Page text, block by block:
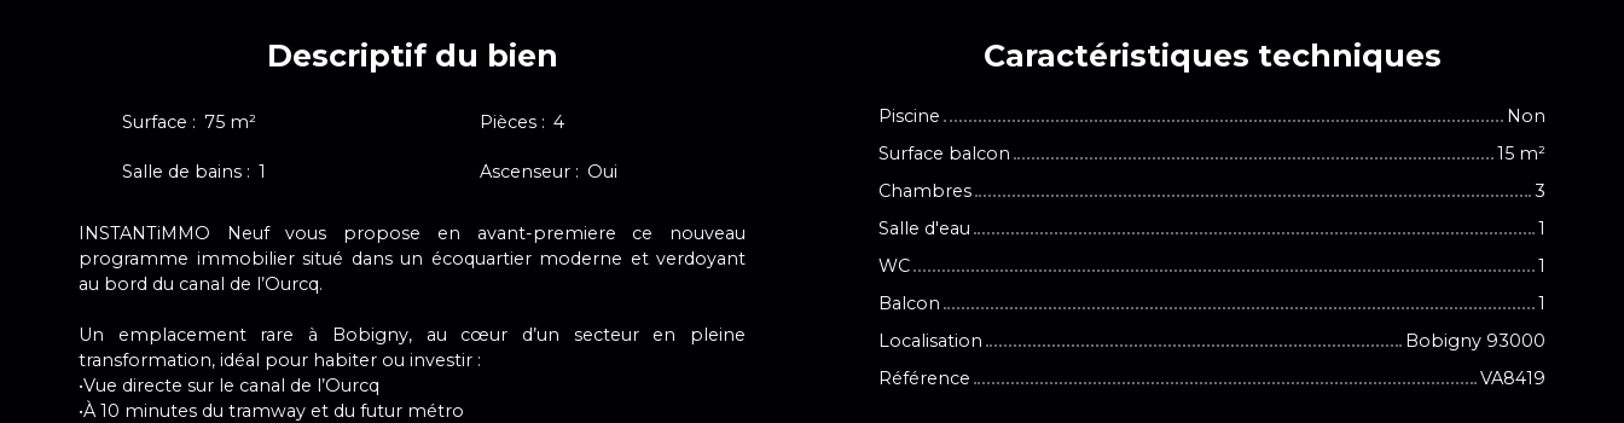
Descriptif du bien
Surface : 75 m² Pièces : 4
Salle de bains : 1 Ascenseur : Oui
INSTANTiMMO Neuf vous propose en avant-premiere ce nouveau
programme immobilier situé dans un écoquartier moderne et verdoyant
au bord du canal de l’Ourcq.
Un emplacement rare à Bobigny, au cœur d’un secteur en pleine
transformation, idéal pour habiter ou investir :
•Vue directe sur le canal de l’Ourcq
•À 10 minutes du tramway et du futur métro
Caractéristiques techniques
Piscine
Non
Surface balcon
15 m²
Chambres
3
Salle d'eau
1
WC
1
Balcon
1
Localisation
Bobigny 93000
Référence
VA8419